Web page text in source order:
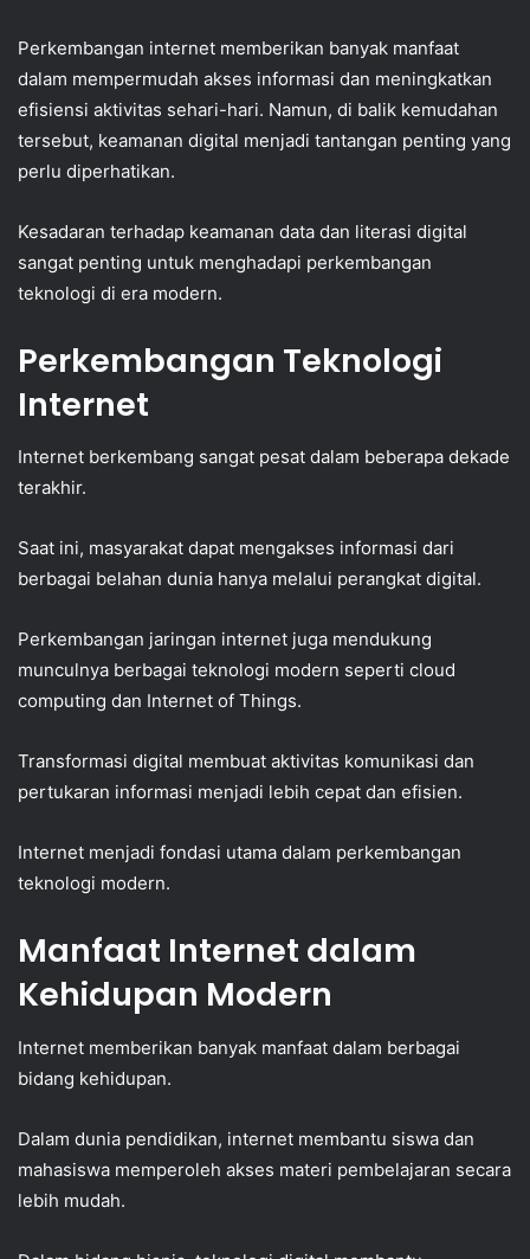
Perkembangan internet memberikan banyak manfaat
dalam mempermudah akses informasi dan meningkatkan
efisiensi aktivitas sehari-hari. Namun, di balik kemudahan
tersebut, keamanan digital menjadi tantangan penting yang
perlu diperhatikan.
Kesadaran terhadap keamanan data dan literasi digital
sangat penting untuk menghadapi perkembangan
teknologi di era modern.
Perkembangan Teknologi
Internet
Internet berkembang sangat pesat dalam beberapa dekade
terakhir.
Saat ini, masyarakat dapat mengakses informasi dari
berbagai belahan dunia hanya melalui perangkat digital.
Perkembangan jaringan internet juga mendukung
munculnya berbagai teknologi modern seperti cloud
computing dan Internet of Things.
Transformasi digital membuat aktivitas komunikasi dan
pertukaran informasi menjadi lebih cepat dan efisien.
Internet menjadi fondasi utama dalam perkembangan
teknologi modern.
Manfaat Internet dalam
Kehidupan Modern
Internet memberikan banyak manfaat dalam berbagai
bidang kehidupan.
Dalam dunia pendidikan, internet membantu siswa dan
mahasiswa memperoleh akses materi pembelajaran secara
lebih mudah.